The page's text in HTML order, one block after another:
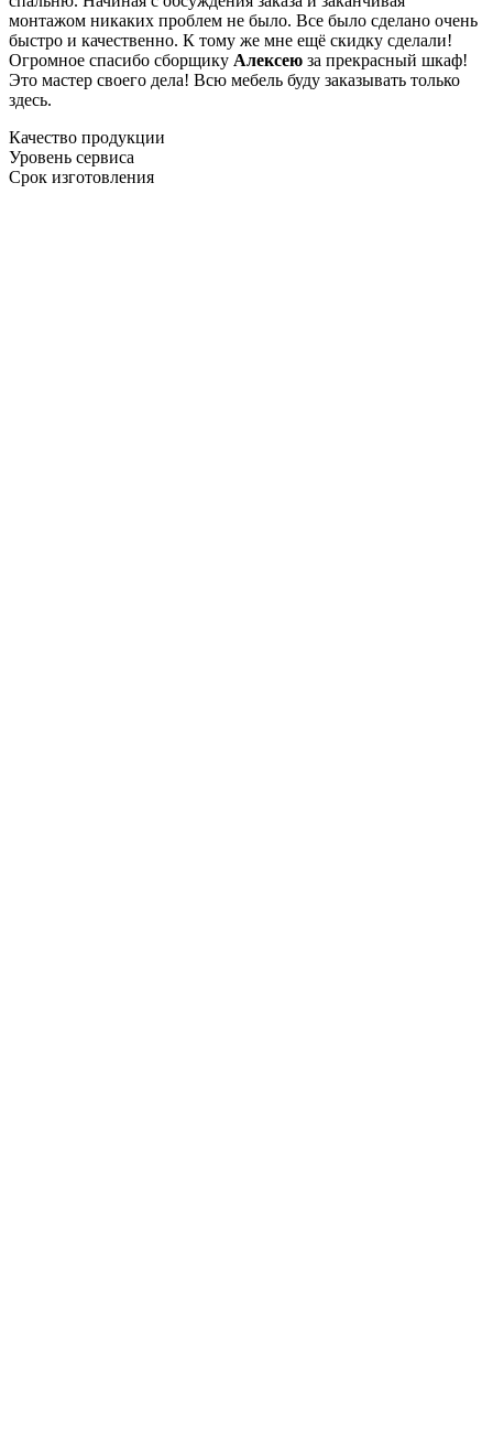
монтажом никаких проблем не было. Все было сделано очень
быстро и качественно. К тому же мне ещё скидку сделали!
Огромное спасибо сборщику Алексею за прекрасный шкаф!
Это мастер своего дела! Всю мебель буду заказывать только
здесь.
Качество продукции
Уровень сервиса
Срок изготовления